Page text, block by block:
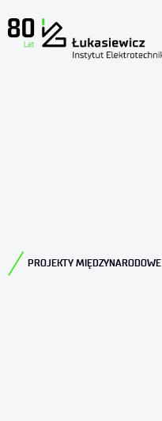
PROJEKTY MIĘDZYNARODOWE